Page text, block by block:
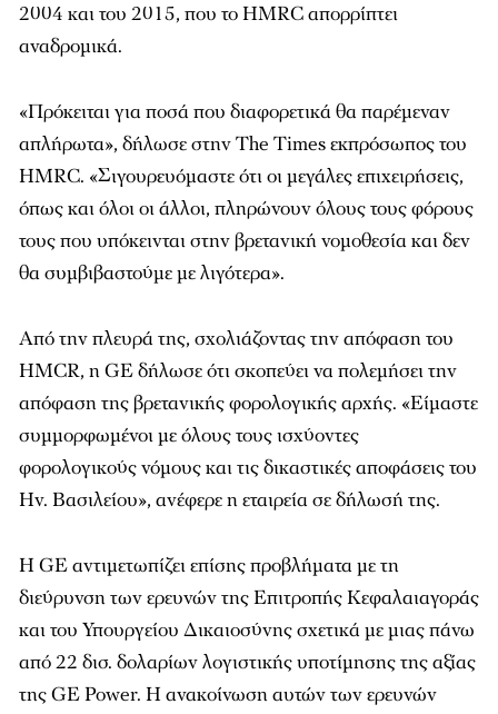
2004 και του 2015, που το HMRC απορρίπτει
αναδρομικά.
«Πρόκειται για ποσά που διαφορετικά θα παρέμεναν
απλήρωτα», δήλωσε στηνThe Timesεκπρόσωπος του
HMRC. «Σιγουρευόμαστε ότι οι μεγάλες επιχειρήσεις,
όπως και όλοι οι άλλοι, πληρώνουν όλους τους φόρους
τους που υπόκεινται στην βρετανική νομοθεσία και δεν
θα συμβιβαστούμε με λιγότερα».
Από την πλευρά της, σχολιάζοντας την απόφαση του
HMCR, η GE δήλωσε ότι σκοπεύει να πολεμήσει την
απόφαση της βρετανικής φορολογικής αρχής. «Είμαστε
συμμορφωμένοι με όλους τους ισχύοντες
φορολογικούς νόμους και τις δικαστικές αποφάσεις του
Ην. Βασιλείου», ανέφερε η εταιρεία σε δήλωσή της.
Η GE αντιμετωπίζει επίσης προβλήματα με τη
διεύρυνση των ερευνών της Επιτροπής Κεφαλαιαγοράς
και του Υπουργείου Δικαιοσύνης σχετικά με μιας πάνω
από 22 δισ. δολαρίων λογιστικής υποτίμησης της αξίας
της GE Power. Η ανακοίνωση αυτών των ερευνών